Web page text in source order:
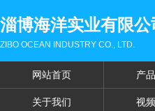
淄博海洋实业有限公
ZIBO OCEAN INDUSTRY CO., LTD.
网站首页 产
关于我们 视